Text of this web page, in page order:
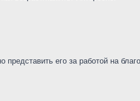
его за работой на